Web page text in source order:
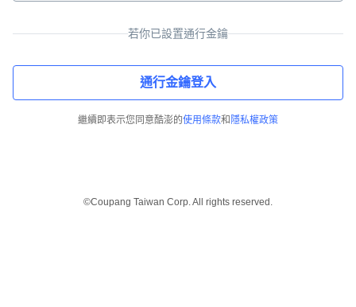
若你已設置通行金鑰
通行金鑰登入
繼續即表示您同意酷澎的使用條款和 隱私權政策
©Coupang Taiwan Corp. All rights reserved.